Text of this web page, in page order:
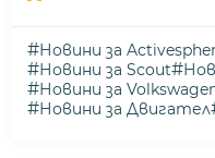
#Новини за
#Новини за Scout#
#Новини за
#Новини за Двигател